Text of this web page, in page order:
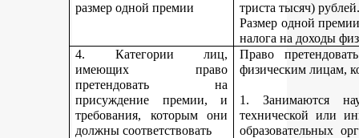
размер одной премии
триста тысяч)
Размер одной
налога на доходы
4. Категории лиц,
имеющих право
претендовать на
присуждение премии, и
требования, которым они
должны соответствовать
Право
физическим лицам,
1. Занимаются
технической или
образовательных